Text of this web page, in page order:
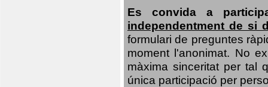
Es convida a
independentment de si
formulari de preguntes
moment l'anonimat. No
màxima sinceritat per tal
única participació per